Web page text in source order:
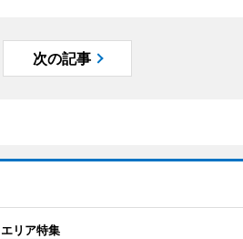
次の記事
エリア特集